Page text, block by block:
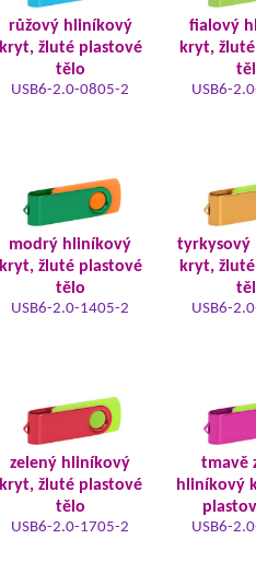
růžový hliníkový
kryt, žluté plastové
tělo
USB6-2.0-0805-2
fialový
kryt,
USB6-
modrý hliníkový
kryt, žluté plastové
tělo
USB6-2.0-1405-2
tyrkysový
kryt,
USB6-
zelený hliníkový
kryt, žluté plastové
tělo
USB6-2.0-1705-2
tmavě
hliníkový
USB6-